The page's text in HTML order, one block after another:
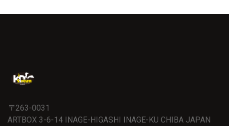
〒263-0031
ARTBOX 3-6-14 INAGE-HIGASHI INAGE-KU CHIBA JAPAN